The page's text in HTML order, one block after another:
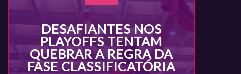
DESAFIANTES NOS
PLAYOFFS TENTAM
QUEBRAR A REGRA DA
FASE CLASSIFICATÓRIA